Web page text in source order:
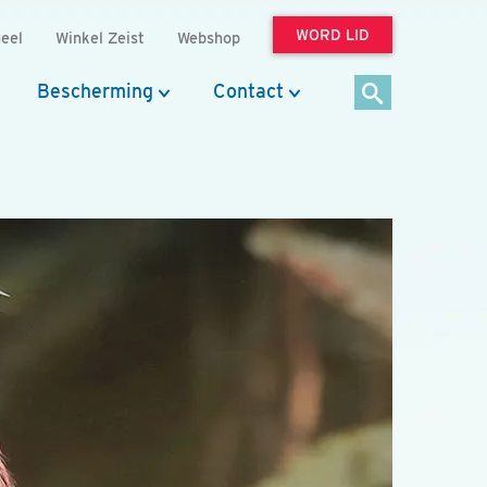
Winkel Zeist Webshop WORD LID
Bescherming Contact